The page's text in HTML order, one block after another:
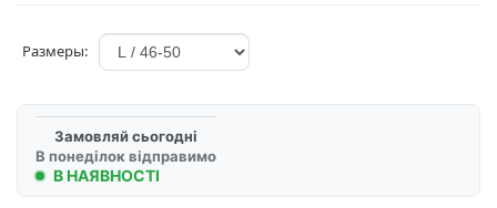
Размеры:
Замовляй сьогодні
В понеділок відправимо
В НАЯВНОСТІ